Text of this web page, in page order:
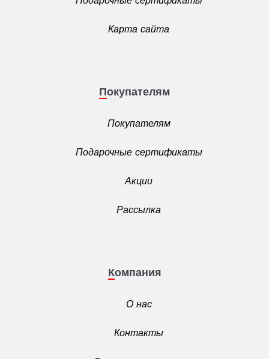
Карта сайта
Покупателям
Покупателям
Подарочные сертификаты
Акции
Рассылка
Компания
О нас
Контакты